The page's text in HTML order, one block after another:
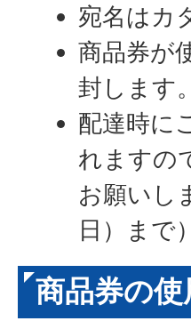
宛名はカ
商品券が
封します。
配達時に
れますの
お願いし
日）まで）
商品券の使